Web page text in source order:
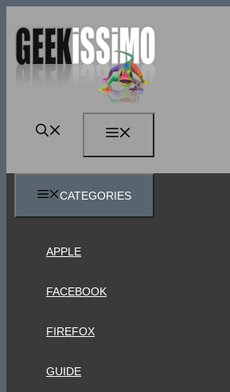
contenuto
CATEGORIES
APPLE
FACEBOOK
FIREFOX
GUIDE